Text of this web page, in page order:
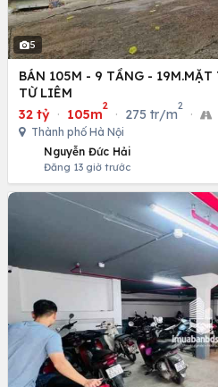
5
BÁN 105M - 9 TẦNG -
TỪ LIÊM
32 tỷ · 105m
2
· 275 tr/m
2
·
Thành phố Hà Nội
Nguyễn Đức Hải
Đăng 13 giờ trước